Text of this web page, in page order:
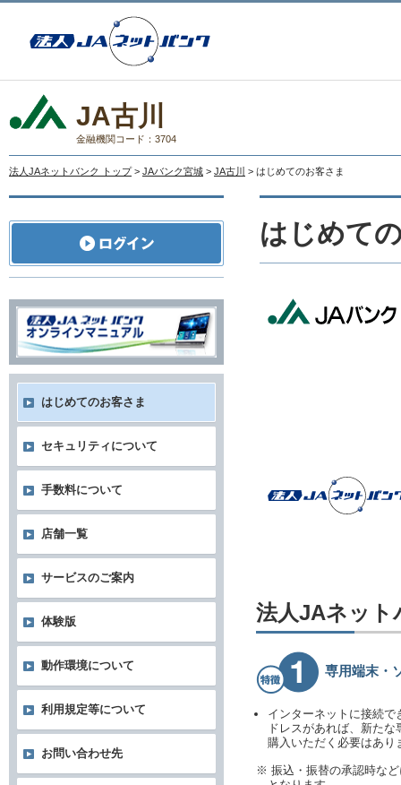
JA古川
金融機関コード：3704
法人JAネットバンク トップ > JAバンク宮城 > JA古川 > はじめてのお客さま
はじめて
法人JAネット
専用端末・
インターネットに接続
ドレスがあれば、新た
購入いただく必要はあり
※ 振込・振替の承認時な
はじめてのお客さま
セキュリティについて
手数料について
店舗一覧
サービスのご案内
体験版
動作環境について
利用規定等について
お問い合わせ先